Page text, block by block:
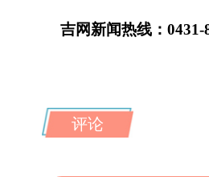
吉网新闻热线：0431-
评论